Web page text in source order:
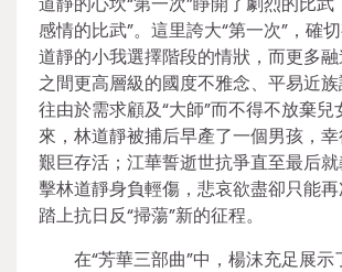
感情的比武”。這里誇大“第一次”，確
道靜的小我選擇階段的情狀，而更多
之間更高層級的國度不雅念、平易近
往由於需求顧及“大師”而不得不放棄兒
來，林道靜被捕后早產了一個男孩，
艱巨存活；江華誓逝世抗爭直至最后
擊林道靜身負輕傷，悲哀欲盡卻只能再
踏上抗日反“掃蕩”新的征程。
在“芳華三部曲”中，楊沫充足展